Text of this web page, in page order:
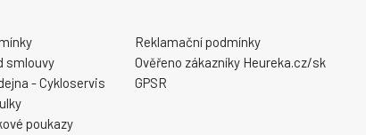
smlouvy
- Cykloservis
poukazy
Reklamační podmínky
Ověřeno zákazníky Heureka.cz/sk
GPSR